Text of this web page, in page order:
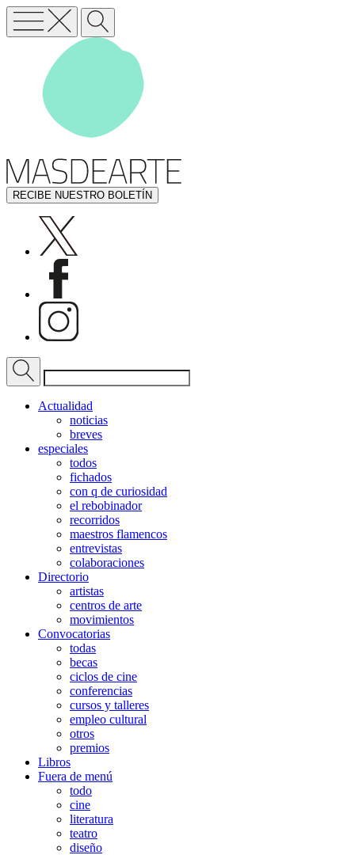
RECIBE NUESTRO BOLETÍN
Actualidad
noticias
breves
especiales
todos
fichados
con q de curiosidad
el rebobinador
recorridos
maestros flamencos
entrevistas
colaboraciones
Directorio
artistas
centros de arte
movimientos
Convocatorias
todas
becas
ciclos de cine
conferencias
cursos y talleres
empleo cultural
otros
premios
Libros
Fuera de menú
todo
cine
literatura
teatro
diseño